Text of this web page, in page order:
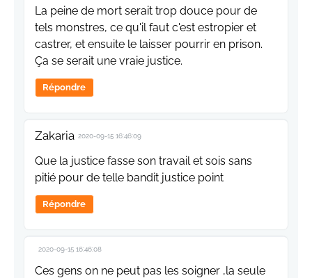
La peine de mort serait trop douce pour de
tels monstres, ce qu'il faut c'est estropier et
castrer, et ensuite le laisser pourrir en prison.
Ça se serait une vraie justice.
Répondre
Zakaria 2020-09-15 16:46:09
Que la justice fasse son travail et sois sans
pitié pour de telle bandit justice point
Répondre
2020-09-15 16:46:08
Ces gens on ne peut pas les soigner ,la seule